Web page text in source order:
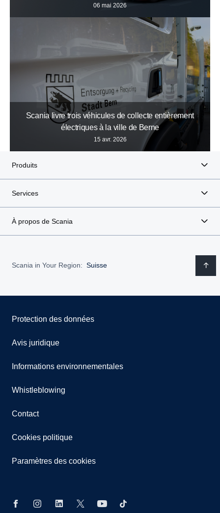
06 mai 2026
Scania livre trois véhicules de collecte entièrement
électriques à la ville de Berne
15 avr. 2026
Produits
Services
À propos de Scania
Scania in Your Region: Suisse
Protection des données
Avis juridique
Informations environnementales
Whistleblowing
Contact
Cookies politique
Paramètres des cookies